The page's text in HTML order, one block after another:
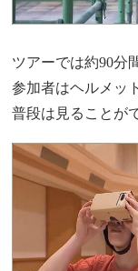
ツアーでは約90分
参加者はヘルメッ
普段は見ることが